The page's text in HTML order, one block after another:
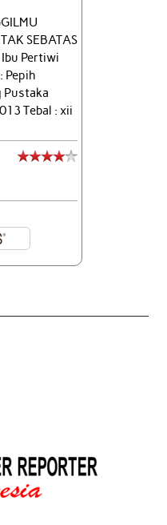
SEBATAS
Pertiwi
Pepih
Pustaka
Tebal : xii